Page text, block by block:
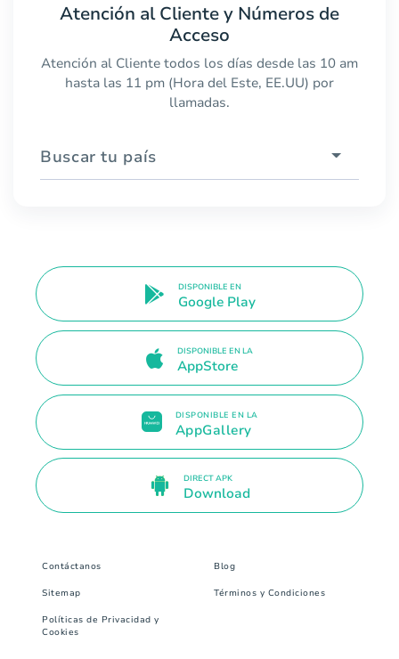
Atención al Cliente y Números de
Acceso
Atención al Cliente todos los días desde las 10 am
hasta las 11 pm (Hora del Este, EE.UU) por
llamadas.
Buscar tu país
DISPONIBLE EN
Google Play
DISPONIBLE EN LA
AppStore
DISPONIBLE EN LA
AppGallery
DIRECT APK
Download
Contáctanos Blog
Sitemap Términos y Condiciones
Políticas de Privacidad y
Cookies